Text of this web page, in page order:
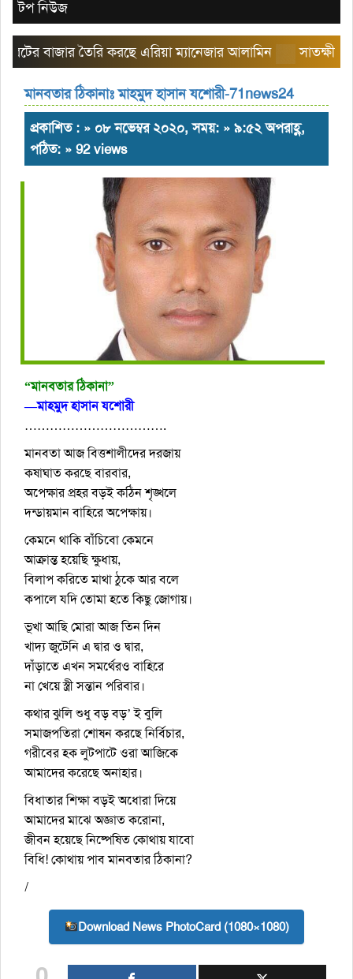
টপ নিউজ
বাজার তৈরি করছে এরিয়া ম্যানেজার আলামিন সাতক্ষীরার ব্লিস
মানবতার ঠিকানাঃ মাহমুদ হাসান যশোরী-71news24
প্রকাশিত : » ০৮ নভেম্বর ২০২০, সময়: » ৯:৫২ অপরাহ্ণ,
পঠিত: » 92 views
“মানবতার ঠিকানা”
—মাহমুদ হাসান যশোরী
…………………………….
মানবতা আজ বিত্তশালীদের দরজায়
কষাঘাত করছে বারবার,
অপেক্ষার প্রহর বড়ই কঠিন শৃঙ্খলে
দন্ডায়মান বাহিরে অপেক্ষায়।
কেমনে থাকি বাঁচিবো কেমনে
আক্রান্ত হয়েছি ক্ষুধায়,
বিলাপ করিতে মাথা ঠুকে আর বলে
কপালে যদি তোমা হতে কিছু জোগায়।
ভূখা আছি মোরা আজ তিন দিন
খাদ্য জুটেনি এ দ্বার ও দ্বার,
দাঁড়াতে এখন সমর্থেরও বাহিরে
না খেয়ে স্ত্রী সন্তান পরিবার।
কথার ঝুলি শুধু বড় বড়’ ই বুলি
সমাজপতিরা শোষন করছে নির্বিচার,
গরীবের হক লুটপাটে ওরা আজিকে
আমাদের করেছে অনাহার।
বিধাতার শিক্ষা বড়ই অধোরা দিয়ে
আমাদের মাঝে অজ্ঞাত করোনা,
জীবন হয়েছে নিষ্পেষিত কোথায় যাবো
বিধি! কোথায় পাব মানবতার ঠিকানা?
/
Download News PhotoCard (1080×1080)